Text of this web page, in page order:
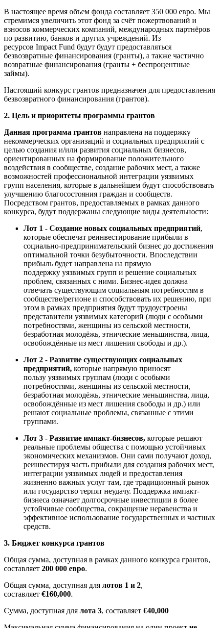
В настоящее время объем фонда составляет 350 000 евро. Мы
стремимся увеличить этот фонд за счёт пожертвований и
взносов коммерческих компаний, международных партнёров
по развитию, банков и других учреждений. Из
ресурсов Impact Fund будут будут предоставляться
безвозвратные финансирования (гранты), а также частично
возвратные финансирования (гранты + беспроцентные
займы).
Настоящий конкурс грантов предназначен для предоставления
безвозвратного финансирования (грантов).
2. Цель и приоритеты программы грантов
Данная программа грантов направлена на поддержку
некоммерческих организаций и социальных предприятий с
целью создания и/или развития социальных бизнесов,
ориентированных на формирование положительного
воздействия в сообществе, создание рабочих мест, а также
возможностей профессиональной интеграции уязвимых
групп населения, которые в дальнейшем будут способствовать
улучшению благосостояния граждан и сообществ.
Посредством грантов, предоставляемых в рамках данного
конкурса, будут поддержаны следующие виды деятельности:
Лот 1 - Создание новых социальных предприятий,
которые обеспечат реинвестирование прибыли в
социально-предпринимательский бизнес до достижения
оптимальной точки безубыточности. Впоследствии
прибыль будет направлена на прямую
поддержку уязвимых групп и решение социальных
проблем, связанных с ними. Бизнес-идея должна
отвечать существующим социальным потребностям в
сообществе/регионе и способствовать их решению, при
этом в рамках предприятия будут трудоустроены
представители уязвимых категорий (люди с особыми
потребностями, женщины из сельской местности,
безработная молодёжь, этнические меньшинства, лица,
освобождённые из мест лишения свободы и др.).
Лот 2 - Развитие существующих социальных
предприятий, которые напрямую приносят
пользу уязвимых группам (люди с особыми
потребностями, женщины из сельской местности,
безработная молодёжь, этнические меньшинства, лица,
освобождённые из мест лишения свободы и др.) или
решают социальные проблемы, связанные с этими
группами.
Лот 3 - Развитие импакт-бизнесов, которые решают
реальные проблемы общества с помощью устойчивых
экономических механизмов. Они сами получают доход,
реинвестируя часть прибыли для создания рабочих мест,
интеграции уязвимых людей и предоставления
жизненно важных услуг там, где традиционный рынок
или государство терпят неудачу. Поддержка импакт-
бизнеса означает долгосрочные инвестиции в более
устойчивые сообщества, сокращение неравенства и
эффективное использование государственных и частных
средств.
3. Бюджет конкурса грантов
Общая сумма, доступная в рамках данного конкурса грантов,
составляет 200 000 евро.
Общая сумма, доступная для лотов 1 и 2,
составляет €160,000.
Сумма, доступная для лота 3, составляет €40,000